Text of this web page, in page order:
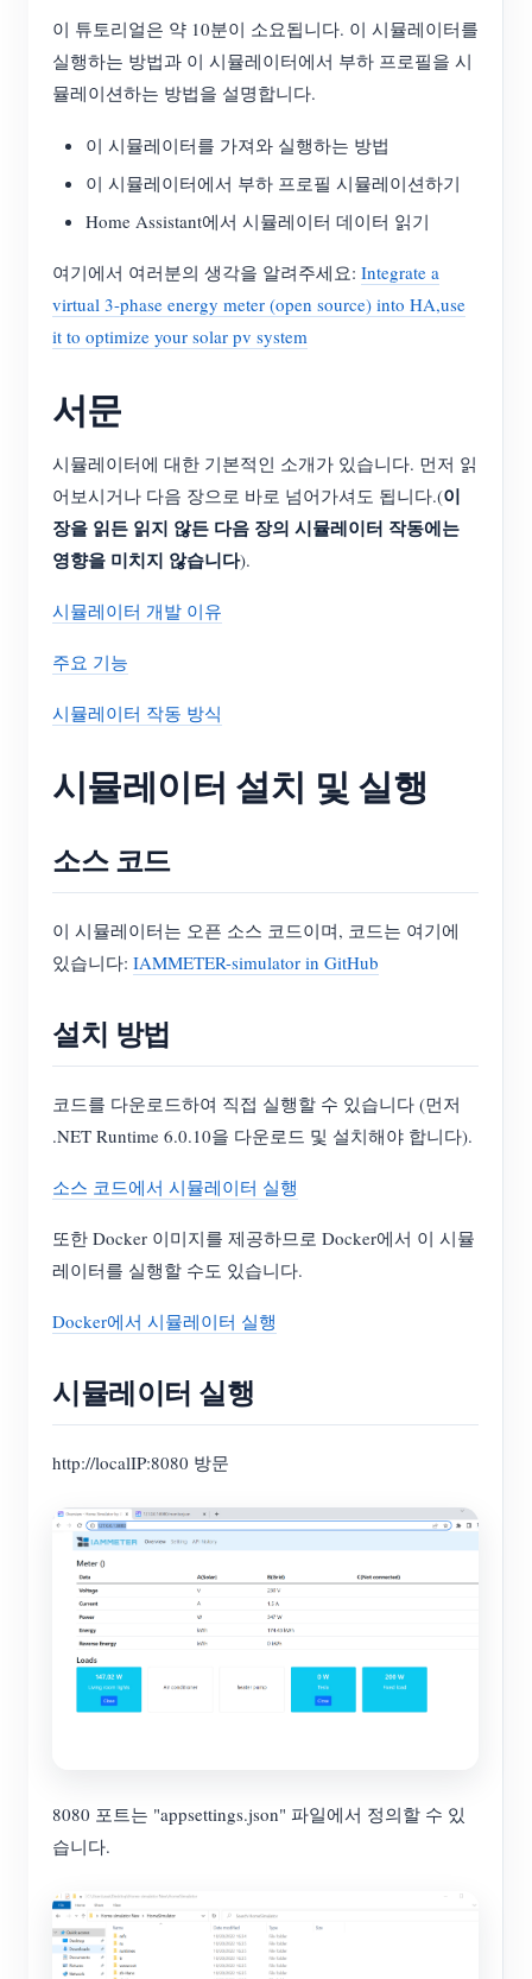
이 튜토리얼은 약 10분이 소요됩니다. 이 시뮬레이터를
실행하는 방법과 이 시뮬레이터에서 부하 프로필을 시
뮬레이션하는 방법을 설명합니다.
이 시뮬레이터를 가져와 실행하는 방법
이 시뮬레이터에서 부하 프로필 시뮬레이션하기
Home Assistant에서 시뮬레이터 데이터 읽기
여기에서 여러분의 생각을 알려주세요: Integrate a
virtual 3-phase energy meter (open source) into HA,use
it to optimize your solar pv system
서문
시뮬레이터에 대한 기본적인 소개가 있습니다. 먼저 읽
어보시거나 다음 장으로 바로 넘어가셔도 됩니다.(이
장을 읽든 읽지 않든 다음 장의 시뮬레이터 작동에는
영향을 미치지 않습니다).
시뮬레이터 개발 이유
주요 기능
시뮬레이터 작동 방식
시뮬레이터 설치 및 실행
소스 코드
이 시뮬레이터는 오픈 소스 코드이며, 코드는 여기에
있습니다: IAMMETER-simulator in GitHub
설치 방법
코드를 다운로드하여 직접 실행할 수 있습니다 (먼저
.NET Runtime 6.0.10을 다운로드 및 설치해야 합니다).
소스 코드에서 시뮬레이터 실행
또한 Docker 이미지를 제공하므로 Docker에서 이 시뮬
레이터를 실행할 수도 있습니다.
Docker에서 시뮬레이터 실행
시뮬레이터 실행
http://localIP:8080 방문
8080 포트는 "appsettings.json" 파일에서 정의할 수 있
습니다.